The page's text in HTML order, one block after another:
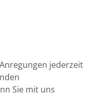
jederzeit
Sie mit uns